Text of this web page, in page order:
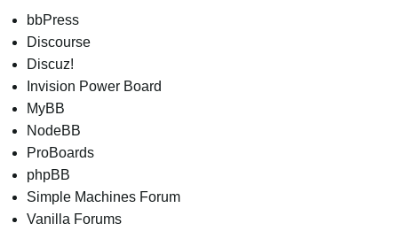
bbPress
Discourse
Discuz!
Invision Power Board
MyBB
NodeBB
ProBoards
phpBB
Simple Machines Forum
Vanilla Forums